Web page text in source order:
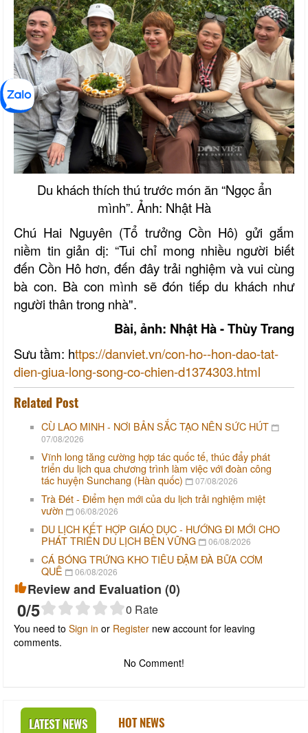
Du khách thích thú trước món ăn “Ngọc ẩn
mình”. Ảnh: Nhật Hà
Chú Hai Nguyên (Tổ trưởng Cồn Hô) gửi gắm
niềm tin giản dị: “Tui chỉ mong nhiều người biết
đến Cồn Hô hơn, đến đây trải nghiệm và vui cùng
bà con. Bà con mình sẽ đón tiếp du khách như
người thân trong nhà".
Bài, ảnh: Nhật Hà - Thùy Trang
Sưu tầm: https://danviet.vn/con-ho--hon-dao-tat-
dien-giua-long-song-co-chien-d1374303.html
Related Post
CÙ LAO MINH - NƠI BẢN SẮC TẠO NÊN SỨC HÚT
07/08/2026
Vĩnh long tăng cường hợp tác quốc tế, thúc đẩy phát
triển du lịch qua chương trình làm việc với đoàn công
tác huyện Sunchang (Hàn quốc)
07/08/2026
Trà Đét - Điểm hẹn mới của du lịch trải nghiệm miệt
vườn
06/08/2026
DU LỊCH KẾT HỢP GIÁO DỤC - HƯỚNG ĐI MỚI CHO
PHÁT TRIỂN DU LỊCH BỀN VỮNG
06/08/2026
CÁ BÓNG TRỨNG KHO TIÊU ĐẬM ĐÀ BỮA CƠM
QUÊ
06/08/2026
Review and Evaluation (0)
0/5 0 Rate
You need to Sign in or Register new account for leaving
comments.
No Comment!
LATEST NEWS HOT NEWS